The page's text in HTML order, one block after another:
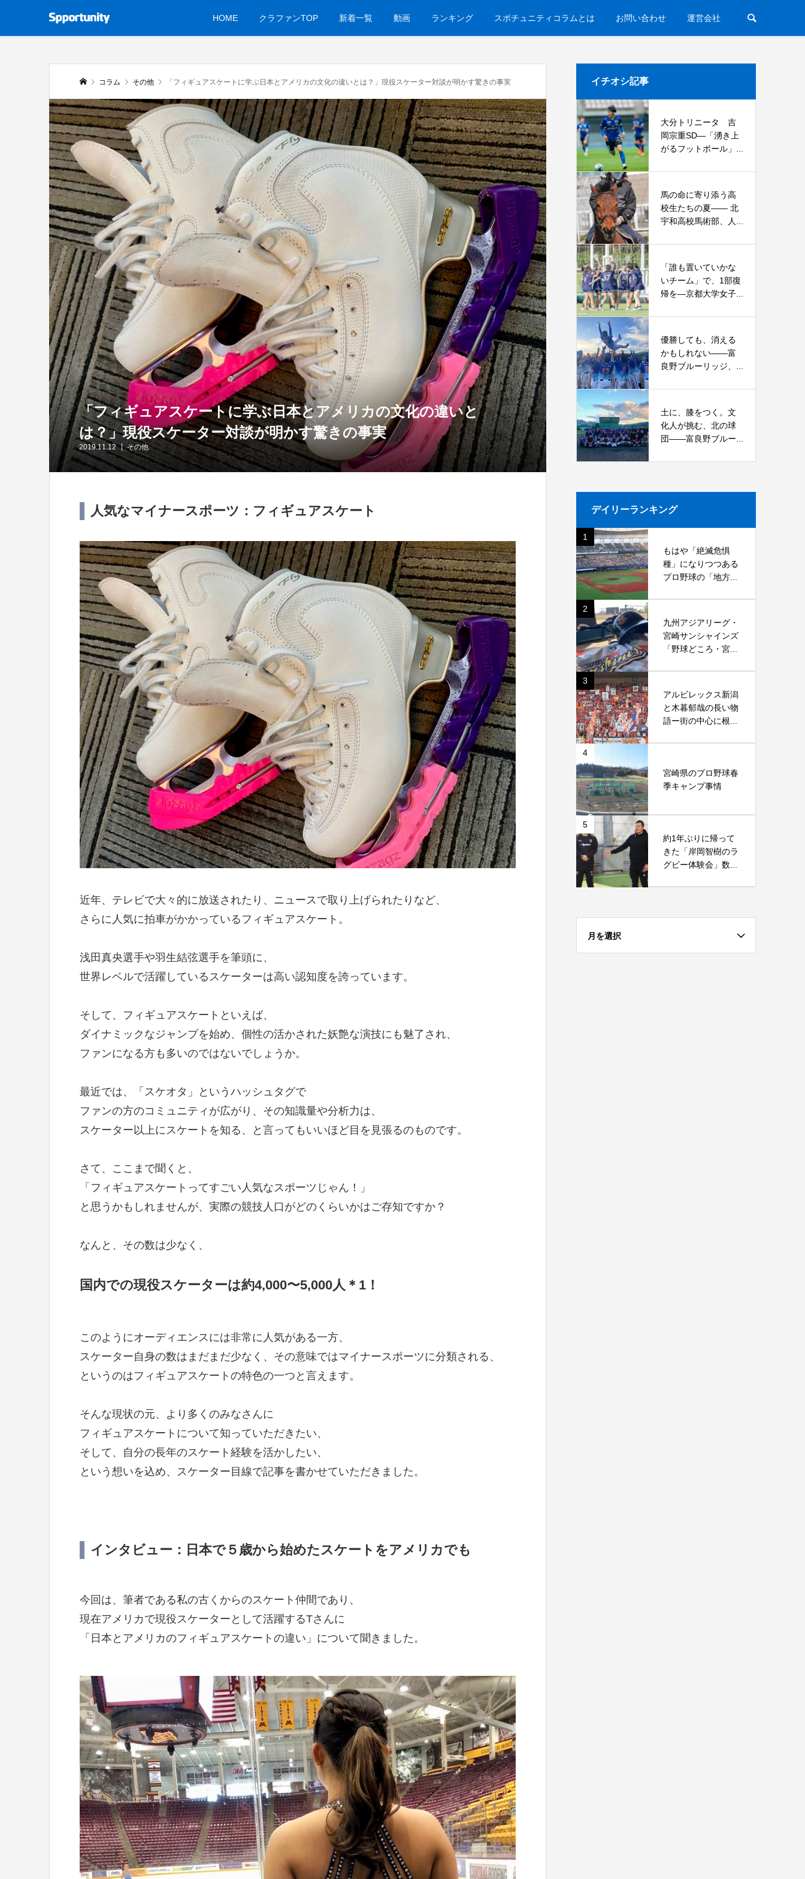
HOME クラファンTOP 新着一覧 動画 ランキング スポチュニティコラムとは お問い合わせ 運営会社
コラム その他 「フィギュアスケートに学ぶ日本とアメリカの文化の違いとは？」現役スケーター対談が明かす驚きの事実
「フィギュアスケートに学ぶ日本とアメリカの文化の違いと
は？」現役スケーター対談が明かす驚きの事実
2019.11.12 その他
人気なマイナースポーツ：フィギュアスケート
近年、テレビで大々的に放送されたり、ニュースで取り上げられたりなど、
さらに人気に拍車がかかっているフィギュアスケート。
浅田真央選手や羽生結弦選手を筆頭に、
世界レベルで活躍しているスケーターは高い認知度を誇っています。
そして、フィギュアスケートといえば、
ダイナミックなジャンプを始め、個性の活かされた妖艶な演技にも魅了され、
ファンになる方も多いのではないでしょうか。
最近では、「スケオタ」というハッシュタグで
ファンの方のコミュニティが広がり、その知識量や分析力は、
スケーター以上にスケートを知る、と言ってもいいほど目を見張るのものです。
さて、ここまで聞くと、
「フィギュアスケートってすごい人気なスポーツじゃん！」
と思うかもしれませんが、実際の競技人口がどのくらいかはご存知ですか？
なんと、その数は少なく、
国内での現役スケーターは約4,000〜5,000人＊1！
このようにオーディエンスには非常に人気がある一方、
スケーター自身の数はまだまだ少なく、その意味ではマイナースポーツに分類される、
というのはフィギュアスケートの特色の一つと言えます。
そんな現状の元、より多くのみなさんに
フィギュアスケートについて知っていただきたい、
そして、自分の長年のスケート経験を活かしたい、
という想いを込め、スケーター目線で記事を書かせていただきました。
インタビュー：日本で５歳から始めたスケートをアメリカでも
今回は、筆者である私の古くからのスケート仲間であり、
現在アメリカで現役スケーターとして活躍するTさんに
「日本とアメリカのフィギュアスケートの違い」について聞きました。
イチオシ記事
大分トリニータ 吉
岡宗重SD―「湧き上
がるフットボール」...
馬の命に寄り添う高
校生たちの夏—— 北
宇和高校馬術部、人...
「誰も置いていかな
いチーム」で、1部復
帰を―京都大学女子...
優勝しても、消える
かもしれない――富
良野ブルーリッジ、...
土に、膝をつく。文
化人が挑む、北の球
団――富良野ブルー...
デイリーランキング
1
もはや「絶滅危惧
種」になりつつある
プロ野球の「地方...
2
九州アジアリーグ・
宮崎サンシャインズ
「野球どころ・宮...
3
アルビレックス新潟
と木暮郁哉の長い物
語ー街の中心に根...
4
宮崎県のプロ野球春
季キャンプ事情
5
約1年ぶりに帰って
きた「岸岡智樹のラ
グビー体験会」数...
月を選択